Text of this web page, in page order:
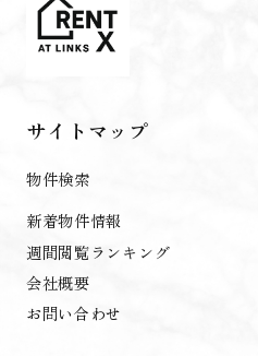
サイトマップ
物件検索
新着物件情報
週間閲覧ランキング
会社概要
お問い合わせ